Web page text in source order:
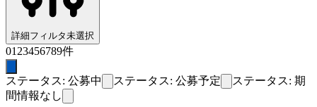
詳細フィルタ未選択
01 23456789件
ステータス: 公募中 ステータス: 公募予定
ステータス: 期
間情報なし